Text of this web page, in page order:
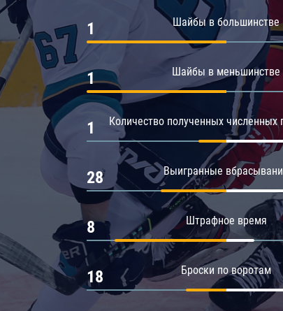
Драконы
Амур
Барыс
Салават Юлаев
Шайбы в большинстве
1
Шайбы в меньшинстве
1
Количество полученных численных
1
Выигранные
28
Штрафное время
8
Броски по воротам
18